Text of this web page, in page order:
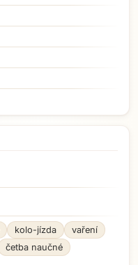
kolo-jízda
vaření
četba naučné